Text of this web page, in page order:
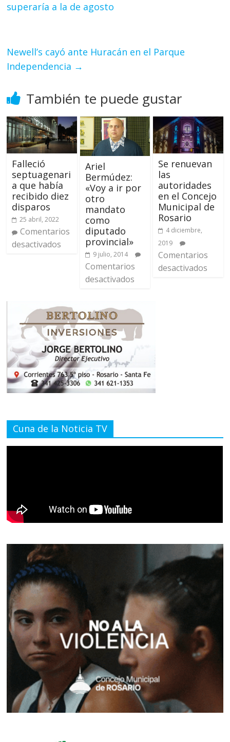
superaría a la de agosto
Newell’s cayó ante Huracán en el Parque
Independencia →
También te puede gustar
Falleció
septuagenari
a que había
recibido diez
disparos
25 abril, 2022
Comentarios
desactivados
Ariel
Bermúdez:
«Voy a ir por
otro
mandato
como
diputado
provincial»
9 julio, 2014
Comentarios
desactivados
Se renuevan
las
autoridades
en el Concejo
Municipal de
Rosario
4 diciembre,
2019
Comentarios
desactivados
Cuna de la Noticia TV